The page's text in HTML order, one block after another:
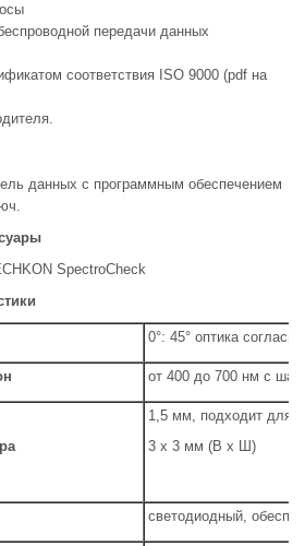
передачи данных
соответствия ISO 9000 (pdf на
данных с программным обеспечением
SpectroCheck
0°: 45° оптика
от 400 до 700 нм с
1,5 мм, подходит для
3 х 3 мм (В х Ш)
светодиодный,